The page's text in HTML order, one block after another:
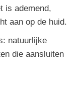
is ademend,
aan op de huid.
natuurlijke
die aansluiten